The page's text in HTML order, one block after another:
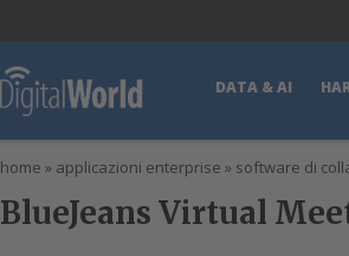
DATA & AI
home » applicazioni enterprise » software di
BlueJeans Virtual